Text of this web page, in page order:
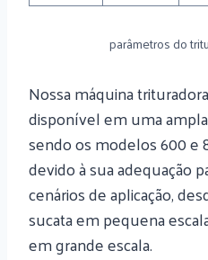
parâmetros do
Nossa máquina
disponível em uma
sendo os modelos 600 e
devido à sua adequação
cenários de aplicação,
sucata em pequena
em grande escala.